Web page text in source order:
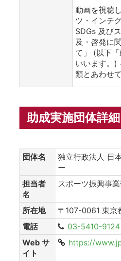
動画を視聴
ツ・インテ
SDGs 及び
及・啓発に
て」 (以下
いいます。)
類とあわせ
助成実施団体詳細
団体名
独立行政法人 日
ー
担当者
名
スポーツ振興事
所在地
〒107-0061 東
電話
03-5410-9124
Web サ
イト
https://